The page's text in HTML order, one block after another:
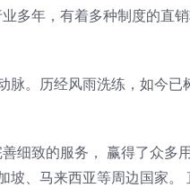
多年，有着多种制度的直
。历经风雨洗练，如今已
细致的服务， 赢得了众多
、马来西亚等周边国家。